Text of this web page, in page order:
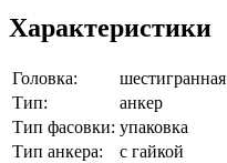
Характеристики
Головка:
шестигранная
Тип:
анкер
Тип фасовки: упаковка
Тип анкера:
с гайкой